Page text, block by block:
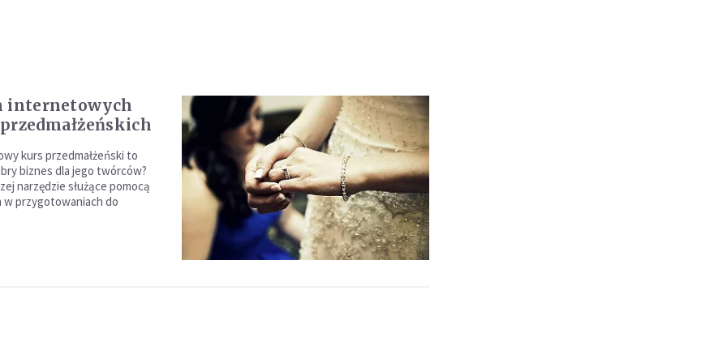
internetowych
kurs przedmałżeński to
biznes dla jego twórców?
narzędzie służące pomocą
w przygotowaniach do